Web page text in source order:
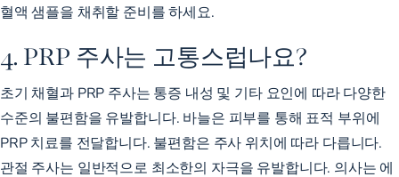
혈액 샘플을 채취할 준비를 하세요.
4. PRP 주사는 고통스럽나요?
초기 채혈과 PRP 주사는 통증 내성 및 기타 요인에 따라 다양한
수준의 불편함을 유발합니다. 바늘은 피부를 통해 표적 부위에
PRP 치료를 전달합니다. 불편함은 주사 위치에 따라 다릅니다.
관절 주사는 일반적으로 최소한의 자극을 유발합니다. 의사는 에